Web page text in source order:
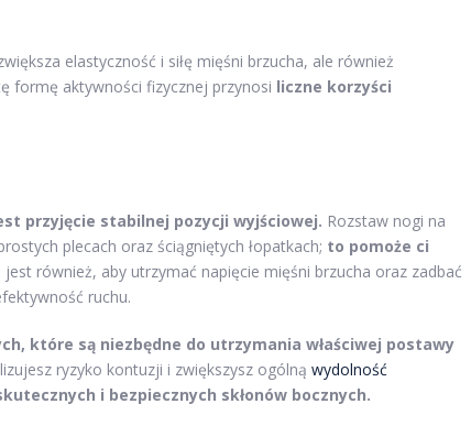
elastyczność i siłę mięśni brzucha, ale również
formę aktywności fizycznej przynosi liczne korzyści
przyjęcie stabilnej pozycji wyjściowej. Rozstaw nogi na
plecach oraz ściągniętych łopatkach; to pomoże ci
jest również, aby utrzymać napięcie mięśni brzucha oraz zadbać
ruchu.
które są niezbędne do utrzymania właściwej postawy
ryzyko kontuzji i zwiększysz ogólną wydolność
i bezpiecznych skłonów bocznych.